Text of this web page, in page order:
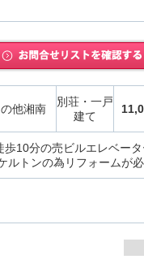
他湘南
別荘・一戸
建て
歩10分の売ビルエレベー
ルトンの為リフォームが